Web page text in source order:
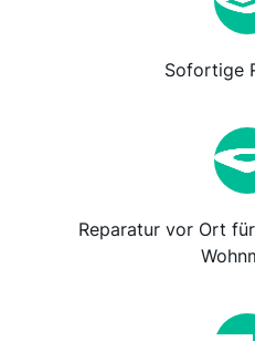
Sofortige
Reparatur vor Ort